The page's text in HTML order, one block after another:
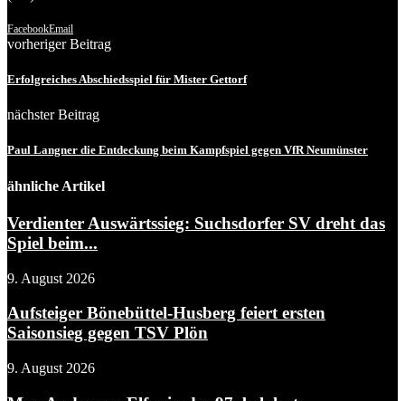
FacebookEmail
vorheriger Beitrag
Erfolgreiches Abschiedsspiel für Mister Gettorf
nächster Beitrag
Paul Langner die Entdeckung beim Kampfspiel gegen VfR Neumünster
ähnliche Artikel
Verdienter Auswärtssieg: Suchsdorfer SV dreht das
Spiel beim...
9. August 2026
Aufsteiger Bönebüttel-Husberg feiert ersten
Saisonsieg gegen TSV Plön
9. August 2026